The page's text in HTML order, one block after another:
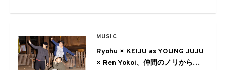
MUSIC
Ryohu × KEIJU as YOUNG JUJU
× Ren Yokoi、仲間のノリから生